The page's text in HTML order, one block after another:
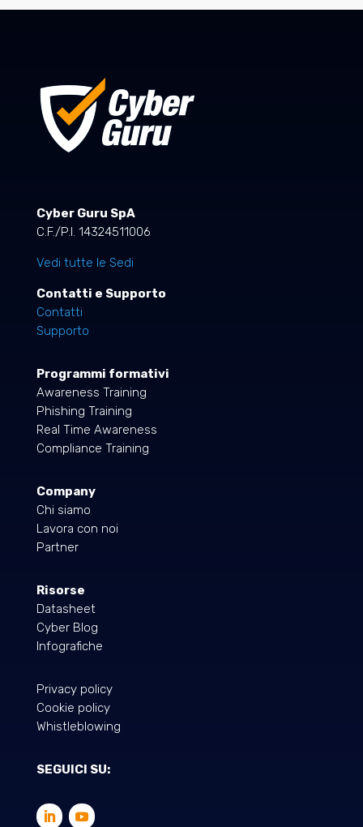
Cyber Guru SpA
C.F./P.I. 14324511006
Vedi tutte le Sedi
Contatti e Supporto
Contatti
Supporto
Programmi formativi
Awareness Training
Phishing Training
Real Time Awareness
Compliance Training
Company
Chi siamo
Lavora con noi
Partner
Risorse
Datasheet
Cyber Blog
Infografiche
Privacy policy
Cookie policy
Whistleblowing
SEGUICI SU: